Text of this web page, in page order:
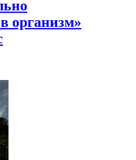
организм»